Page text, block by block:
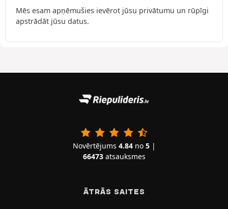
Mēs esam apņēmušies ievērot jūsu privātumu un rūpīgi
apstrādāt jūsu datus.
Novērtējums 4.84no 5|
66473atsauksmes
ĀTRĀS SAITES